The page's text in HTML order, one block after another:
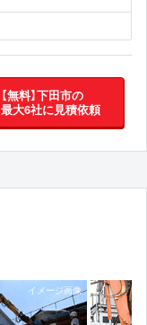
【無料】下田市の
最大6社に見積依頼